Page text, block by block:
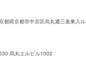
都府京都市中京区烏丸通三条東入
烏丸エルビル1002